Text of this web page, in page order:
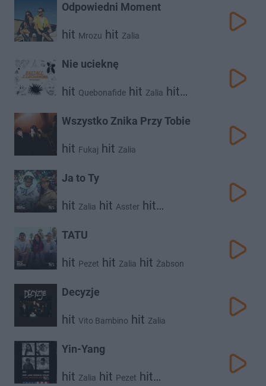
Odpowiedni Moment
hit Mrozu hit Zalia
Nie ucieknę
hit Quebonafide hit Zalia hit
Wszystko Znika Przy Tobie
hit Fukaj hit Zalia
Ja to Ty
hit Zalia hit Asster hit
TATU
hit Pezet hit Zalia hit Żabson
Decyzje
hit Vito Bambino hit Zalia
Yin-Yang
hit Zalia hit Pezet hit